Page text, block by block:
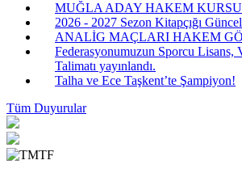
MUĞLA ADAY HAKEM KURSU
2026 - 2027 Sezon Kitapçığı
ANALİG MAÇLARI HAKEM
Federasyonumuzun Sporcu Lisans,
Talimatı yayınlandı.
Talha ve Ece Taşkent’te Şampiyon!
Tüm Duyurular